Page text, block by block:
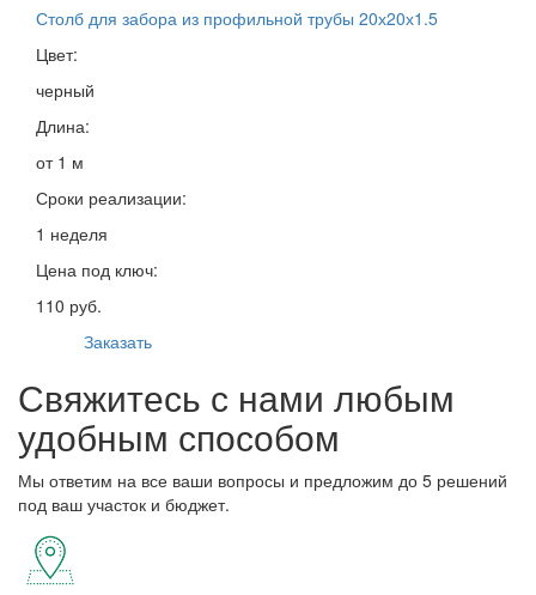
Столб для забора из профильной трубы 20х20х1.5
Цвет:
черный
Длина:
от 1 м
Сроки реализации:
1 неделя
Цена под ключ:
110 руб.
Заказать
Свяжитесь с нами любым
удобным способом
Мы ответим на все ваши вопросы и предложим до 5 решений
под ваш участок и бюджет.